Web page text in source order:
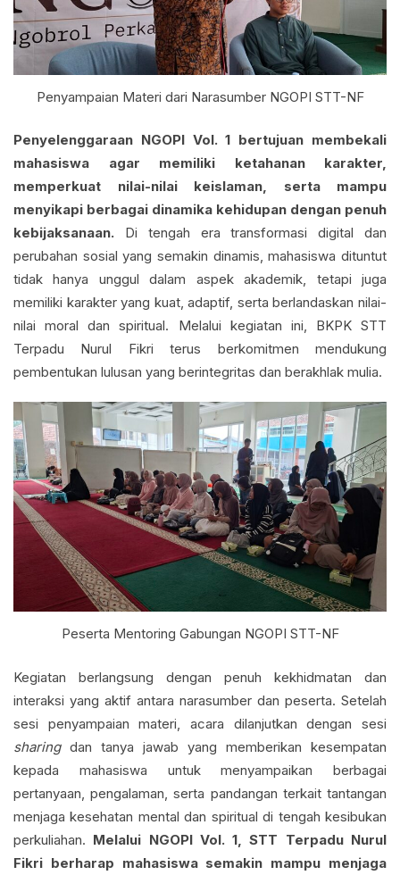
Penyampaian Materi dari Narasumber NGOPI STT-NF
Penyelenggaraan NGOPI Vol. 1 bertujuan membekali
mahasiswa agar memiliki ketahanan karakter,
memperkuat nilai-nilai keislaman, serta mampu
menyikapi berbagai dinamika kehidupan dengan penuh
kebijaksanaan. Di tengah era transformasi digital dan
perubahan sosial yang semakin dinamis, mahasiswa dituntut
tidak hanya unggul dalam aspek akademik, tetapi juga
memiliki karakter yang kuat, adaptif, serta berlandaskan nilai-
nilai moral dan spiritual. Melalui kegiatan ini, BKPK STT
Terpadu Nurul Fikri terus berkomitmen mendukung
pembentukan lulusan yang berintegritas dan berakhlak mulia.
Peserta Mentoring Gabungan NGOPI STT-NF
Kegiatan berlangsung dengan penuh kekhidmatan dan
interaksi yang aktif antara narasumber dan peserta. Setelah
sesi penyampaian materi, acara dilanjutkan dengan sesi
sharingdan tanya jawab yang memberikan kesempatan
kepada mahasiswa untuk menyampaikan berbagai
pertanyaan, pengalaman, serta pandangan terkait tantangan
menjaga kesehatan mental dan spiritual di tengah kesibukan
perkuliahan. Melalui NGOPI Vol. 1, STT Terpadu Nurul
Fikri berharap mahasiswa semakin mampu menjaga